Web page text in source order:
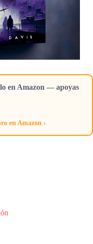
en Amazon — apoyas
en Amazon ›